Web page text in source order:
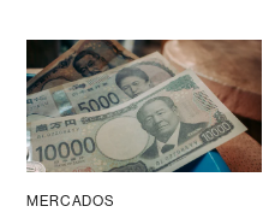
MERCADOS